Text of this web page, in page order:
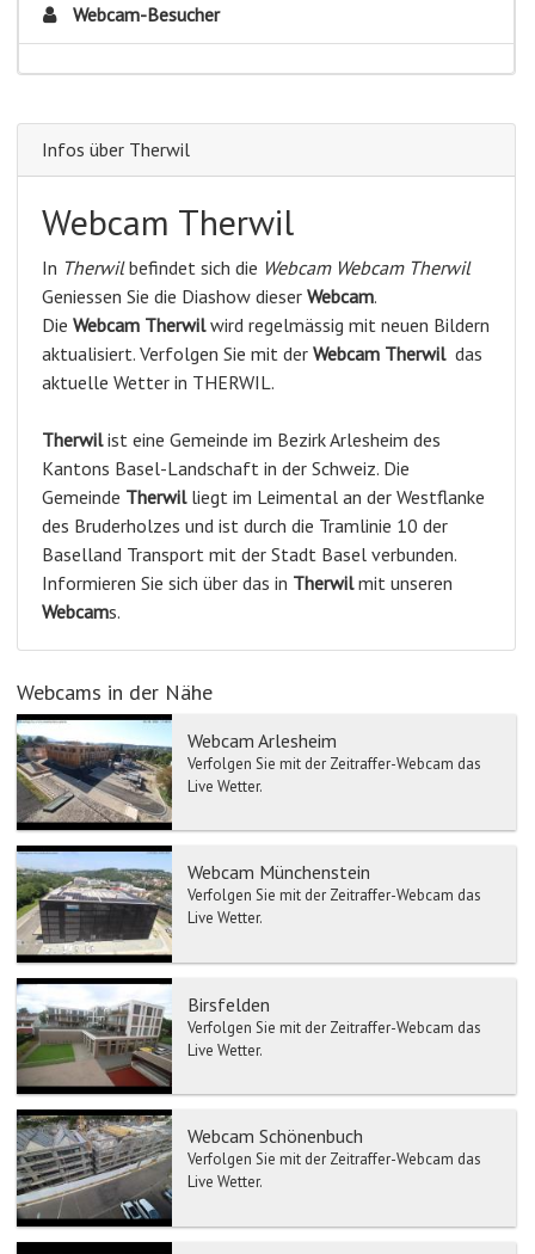
Webcam-Besucher
Infos über Therwil
Webcam Therwil
In Therwilbefindet sich die Webcam Webcam Therwil
Geniessen Sie die Diashow dieser Webcam.
Die Webcam Therwilwird regelmässig mit neuen Bildern
aktualisiert. Verfolgen Sie mit der Webcam Therwil das
aktuelle Wetter in THERWIL.
Therwilist eine Gemeinde im Bezirk Arlesheim des
Kantons Basel-Landschaft in der Schweiz. Die
Gemeinde Therwilliegt im Leimental an der Westflanke
des Bruderholzes und ist durch die Tramlinie 10 der
Baselland Transport mit der Stadt Basel verbunden.
Informieren Sie sich über das in Therwilmit unseren
Webcams.
Webcams in der Nähe
Webcam Arlesheim
Verfolgen Sie mit der Zeitraffer-Webcam das
Live Wetter.
Webcam Münchenstein
Verfolgen Sie mit der Zeitraffer-Webcam das
Live Wetter.
Birsfelden
Verfolgen Sie mit der Zeitraffer-Webcam das
Live Wetter.
Webcam Schönenbuch
Verfolgen Sie mit der Zeitraffer-Webcam das
Live Wetter.